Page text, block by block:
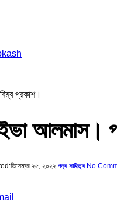
প্রকাশ।
আলমাস।
ডিসেম্বর ২৫, ২০২২ পদ্য সাহিত্য No